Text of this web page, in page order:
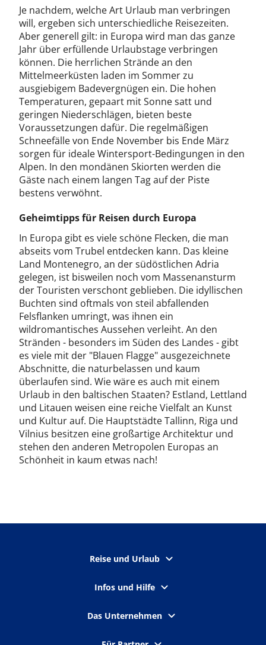
Je nachdem, welche Art Urlaub man verbringen
will, ergeben sich unterschiedliche Reisezeiten.
Aber generell gilt: in Europa wird man das ganze
Jahr über erfüllende Urlaubstage verbringen
können. Die herrlichen Strände an den
Mittelmeerküsten laden im Sommer zu
ausgiebigem Badevergnügen ein. Die hohen
Temperaturen, gepaart mit Sonne satt und
geringen Niederschlägen, bieten beste
Voraussetzungen dafür. Die regelmäßigen
Schneefälle von Ende November bis Ende März
sorgen für ideale Wintersport-Bedingungen in den
Alpen. In den mondänen Skiorten werden die
Gäste nach einem langen Tag auf der Piste
bestens verwöhnt.
Geheimtipps für Reisen durch Europa
In Europa gibt es viele schöne Flecken, die man
abseits vom Trubel entdecken kann. Das kleine
Land Montenegro, an der südöstlichen Adria
gelegen, ist bisweilen noch vom Massenansturm
der Touristen verschont geblieben. Die idyllischen
Buchten sind oftmals von steil abfallenden
Felsflanken umringt, was ihnen ein
wildromantisches Aussehen verleiht. An den
Stränden - besonders im Süden des Landes - gibt
es viele mit der "Blauen Flagge" ausgezeichnete
Abschnitte, die naturbelassen und kaum
überlaufen sind. Wie wäre es auch mit einem
Urlaub in den baltischen Staaten? Estland, Lettland
und Litauen weisen eine reiche Vielfalt an Kunst
und Kultur auf. Die Hauptstädte Tallinn, Riga und
Vilnius besitzen eine großartige Architektur und
stehen den anderen Metropolen Europas an
Schönheit in kaum etwas nach!
Reise und Urlaub
Infos und Hilfe
Das Unternehmen